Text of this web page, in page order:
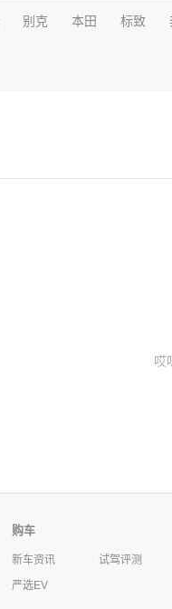
别克 本田 标致
哎
购车
新车资讯
试驾评测
严选EV